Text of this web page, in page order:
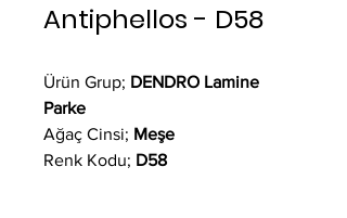
Antiphellos - D58
Ürün Grup; DENDRO Lamine
Parke
Ağaç Cinsi; Meşe
Renk Kodu; D58